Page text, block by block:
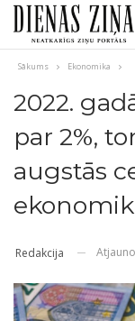
Sākums Ekonomika
2022.
par 2%,
augstās
Redakcija